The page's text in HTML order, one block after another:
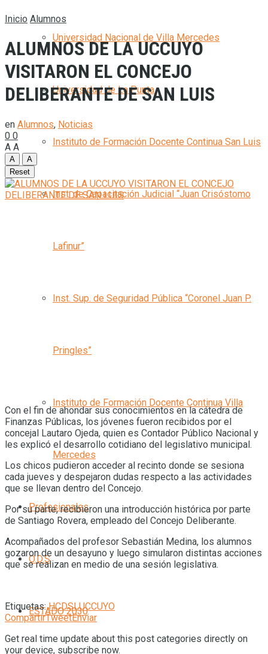
Universidad Nacional de Villa Mercedes
Universidad de La Punta
Instituto de Formación Docente Continua San Luis
Inst. de Capacitación Judicial “Juan Crisóstomo
Lafinur”
Inst. Sup. de Seguridad Pública “Coronel Juan P.
Pringles”
Instituto de Formación Docente Continua Villa
Mercedes
Profesionales
O.D.S
ESTADO 2030
Inicio Alumnos
ALUMNOS DE LA UCCUYO
VISITARON EL CONCEJO
DELIBERANTE DE SAN LUIS
en Alumnos, Noticias
0 0
A A
A
A
Reset
Con el fin de ahondar sus conocimientos en la cátedra de
Finanzas Públicas, los jóvenes fueron recibidos por el
concejal Lautaro Ojeda, quien es Contador Público Nacional y
les explicó el desarrollo cotidiano del legislativo municipal.
Los chicos pudieron acceder al recinto donde se sesiona
cada jueves y despejaron dudas respecto a las actividades
que se llevan dentro del Concejo.
Por su parte, recibieron una introducción histórica por parte
de Santiago Rovera, empleado del Concejo Deliberante.
Acompañados del profesor Sebastián Medina, los alumnos
gozaron de un desayuno y luego simularon distintas acciones
que se realizan en medio de una sesión legislativa.
Etiquetas: HCDSLUCCUYO
CompartirTweetEnviar
Get real time update about this post categories directly on
your device, subscribe now.